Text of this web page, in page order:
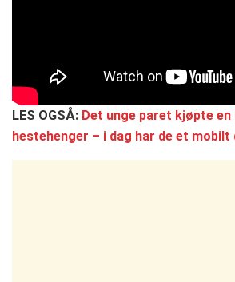
LES OGSÅ: Det unge paret kjøpte en
hestehenger – i dag har de et mobilt